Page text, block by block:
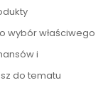
wybór właściwego
i
do tematu